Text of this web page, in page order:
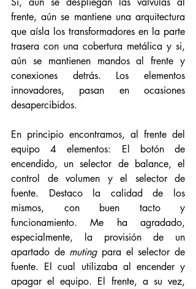
frente, aún se mantiene una arquitectura
que aísla los transformadores en la parte
trasera con una cobertura metálica y si,
aún se mantienen mandos al frente y
conexiones detrás. Los elementos
innovadores, pasan en ocasiones
desapercibidos.
En principio encontramos, al frente del
equipo 4 elementos: El botón de
encendido, un selector de balance, el
control de volumen y el selector de
fuente. Destaco la calidad de los
mismos, con buen tacto y
funcionamiento. Me ha agradado,
especialmente, la provisión de un
apartado de muting para el selector de
fuente. El cual utilizaba al encender y
apagar el equipo. El frente, a su vez,